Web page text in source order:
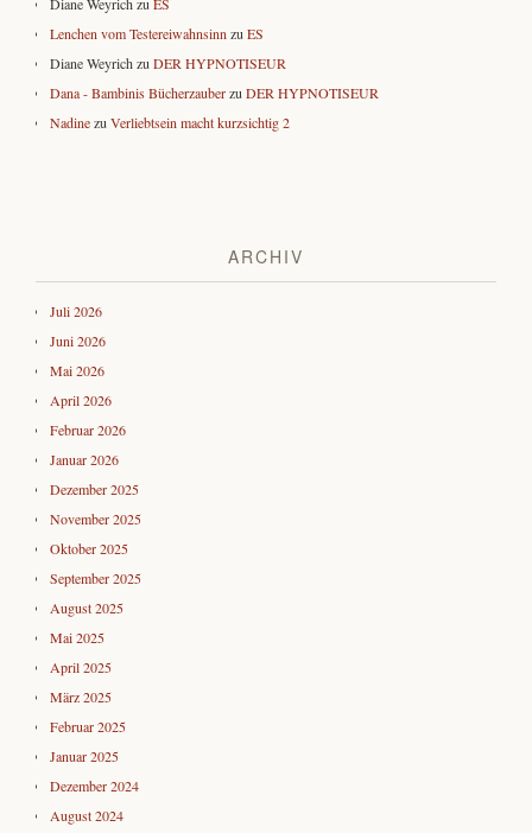
Lenchen vom Testereiwahnsinn zu ES
Diane Weyrich zu DER HYPNOTISEUR
Dana - Bambinis Bücherzauberzu DER HYPNOTISEUR
Nadinezu Verliebtsein macht kurzsichtig 2
ARCHIV
Juli 2026
Juni 2026
Mai 2026
April 2026
Februar 2026
Januar 2026
Dezember 2025
November 2025
Oktober 2025
September 2025
August 2025
Mai 2025
April 2025
März 2025
Februar 2025
Januar 2025
Dezember 2024
August 2024